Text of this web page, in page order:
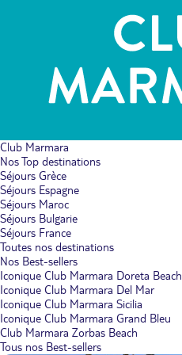
Club Marmara
Nos Top destinations
Séjours Grèce
Séjours Espagne
Séjours Maroc
Séjours Bulgarie
Séjours France
Toutes nos destinations
Nos Best-sellers
Iconique Club Marmara Doreta Beach
Iconique Club Marmara Del Mar
Iconique Club Marmara Sicilia
Iconique Club Marmara Grand Bleu
Club Marmara Zorbas Beach
Tous nos Best-sellers